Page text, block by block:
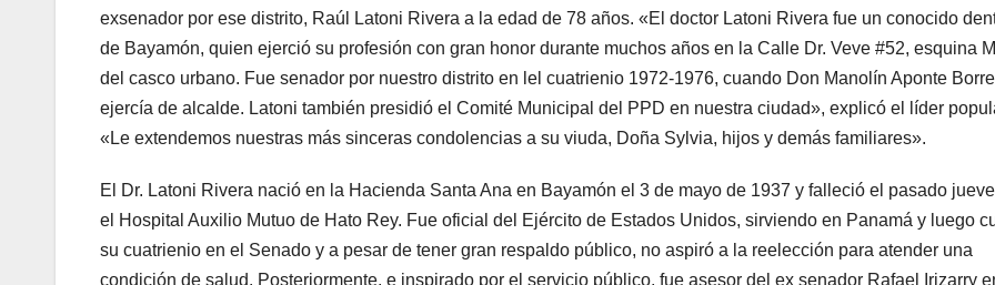
exsenador por ese distrito, Raúl Latoni Rivera a la edad de 78 años. «El doctor Latoni Rivera fue un conocido
de Bayamón, quien ejerció su profesión con gran honor durante muchos años en la Calle Dr. Veve #52, esquina
del casco urbano. Fue senador por nuestro distrito en lel cuatrienio 1972-1976, cuando Don Manolín Aponte
ejercía de alcalde. Latoni también presidió el Comité Municipal del PPD en nuestra ciudad», explicó el líder
«Le extendemos nuestras más sinceras condolencias a su viuda, Doña Sylvia, hijos y demás familiares».
El Dr. Latoni Rivera nació en la Hacienda Santa Ana en Bayamón el 3 de mayo de 1937 y falleció el pasado
el Hospital Auxilio Mutuo de Hato Rey. Fue oficial del Ejército de Estados Unidos, sirviendo en Panamá y luego
su cuatrienio en el Senado y a pesar de tener gran respaldo público, no aspiró a la reelección para atender una
condición de salud. Posteriormente, e inspirado por el servicio público, fue asesor del ex senador Rafael Irizarry